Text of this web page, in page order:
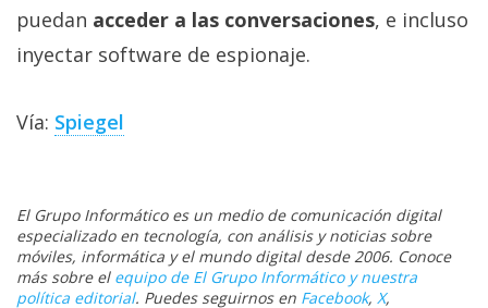
puedan acceder a las conversaciones, e incluso
inyectar software de espionaje.
Vía: Spiegel
El Grupo Informático es un medio de comunicación digital
especializado en tecnología, con análisis y noticias sobre
móviles, informática y el mundo digital desde 2006. Conoce
más sobre el equipo de El Grupo Informático y nuestra
política editorial. Puedes seguirnos en Facebook, X,